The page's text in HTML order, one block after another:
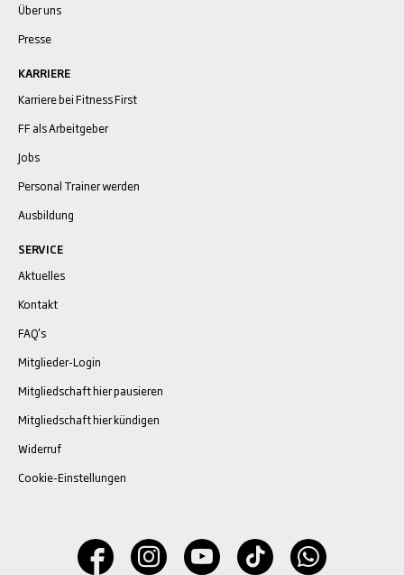
Über uns
Presse
KARRIERE
Karriere bei Fitness First
FF als Arbeitgeber
Jobs
Personal Trainer werden
Ausbildung
SERVICE
Aktuelles
Kontakt
FAQ's
Mitglieder-Login
Mitgliedschaft hier pausieren
Mitgliedschaft hier kündigen
Widerruf
Cookie-Einstellungen